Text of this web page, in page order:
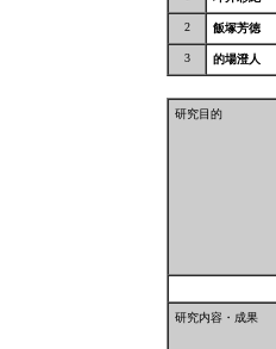
2 飯塚芳徳
3 的場澄人
研究目的
研究内容・成果